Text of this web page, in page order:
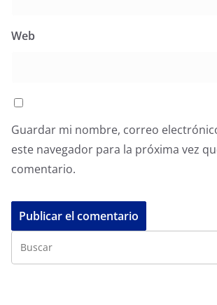
Web
Guardar mi nombre, correo
este navegador para la próxima vez
comentario.